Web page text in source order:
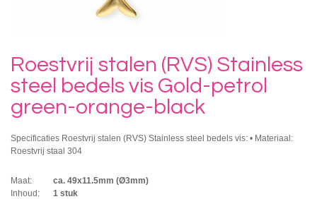
Roestvrij stalen (RVS) Stainless
steel bedels vis Gold-petrol
green-orange-black
Specificaties Roestvrij stalen (RVS) Stainless steel bedels vis: • Materiaal:
Roestvrij staal 304
Maat:
ca. 49x11.5mm (Ø3mm)
Inhoud:
1 stuk